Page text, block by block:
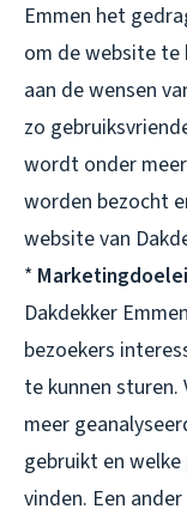
Emmen het
om de website te
aan de wensen
zo
wordt onder
worden bezocht
website van
*
Dakdekker
bezoekers
te kunnen
meer
gebruikt en
vinden. Een